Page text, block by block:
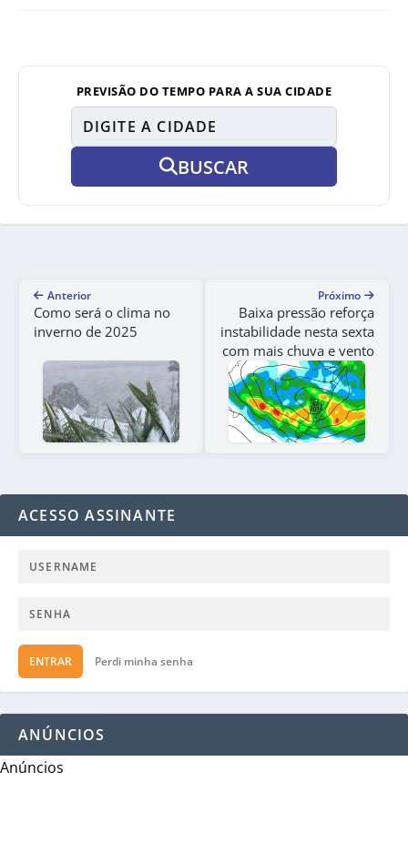
PREVISÃO DO TEMPO PARA A SUA CIDADE
BUSCAR
Anterior
Como será o clima no
inverno de 2025
Próximo
Baixa pressão reforça
instabilidade nesta sexta
com mais chuva e vento
ACESSO ASSINANTE
ENTRAR Perdi minha senha
ANÚNCIOS
Anúncios